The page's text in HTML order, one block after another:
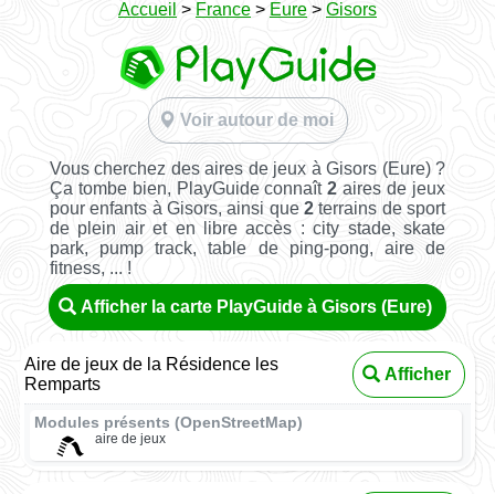
Accueil > France > Eure > Gisors
Voir autour de moi
Vous cherchez des aires de jeux à Gisors (Eure) ?
Ça tombe bien, PlayGuide connaît2 aires de jeux
pour enfants à Gisors, ainsi que2 terrains de sport
de plein air et en libre accès : city stade, skate
park, pump track, table de ping-pong, aire de
fitness, ... !
Afficher la carte PlayGuide à Gisors (Eure)
Aire de jeux de la Résidence les
Remparts
Afficher
Modules présents (OpenStreetMap)
aire de jeux